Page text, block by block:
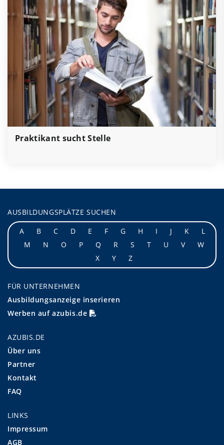
Praktikant sucht Stelle
AUSBILDUNGSPLÄTZE SUCHEN
A
B C D E F G H I J K
L
M
N O P Q R S T U V
W
X
Y Z
FÜR UNTERNEHMEN
Ausbildungsanzeige inserieren
Werben auf azubis.de
AZUBIS.DE
Über uns
Partner
Kontakt
FAQ
LINKS
Impressum
AGB